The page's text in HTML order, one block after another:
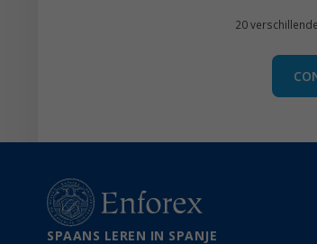
20
SPAANS LEREN IN SPANJE